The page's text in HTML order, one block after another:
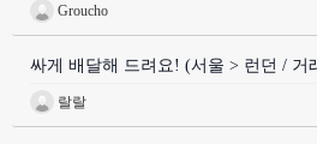
Groucho
싸게 배달해 드려요! (서울 > 런던 / 거
랄랄